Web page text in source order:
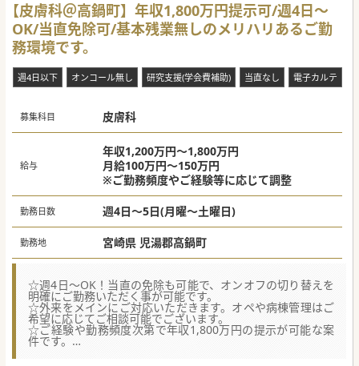
【皮膚科＠高鍋町】年収1,800万円提示可/週4日～
OK/当直免除可/基本残業無しのメリハリあるご勤
務環境です。
週4日以下 オンコール無し 研究支援(学会費補助) 当直なし 電子カルテ
募集科目 皮膚科
給与
年収1,200万円～1,800万円
月給100万円～150万円
※ご勤務頻度やご経験等に応じて調整
勤務日数 週4日～5日(月曜～土曜日)
勤務地 宮崎県 児湯郡高鍋町
☆週4日～OK！当直の免除も可能で、オンオフの切り替えを
明確にご勤務いただく事が可能です。
☆外来をメインにご対応いただきます。オペや病棟管理はご
希望に応じてご相談可能でございます。
☆ご経験や勤務頻度次第で年収1,800万円の提示が可能な案
件です。